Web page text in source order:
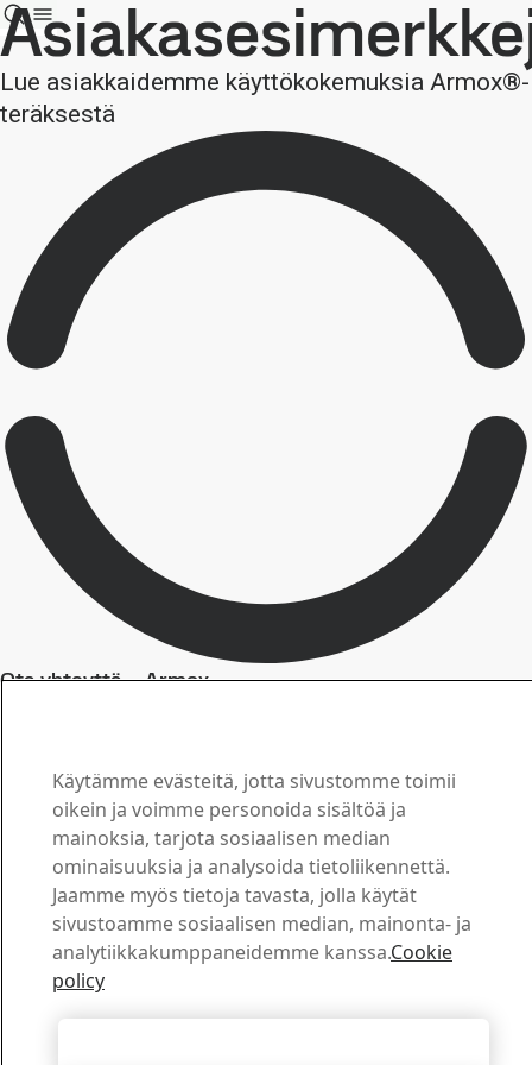
Lue asiakkaidemme käyttökokemuksia Armox®-
teräksestä
Ota yhteyttä – Armox
kysy lisää
Latauskeskus
Hae ja lataa SSAB:n esitteitä, sertifikaatteja ja muuta
materiaalia.
Siirry ladattaviin tiedostoihin
Myynti
Lähetä myynti- ja tuotekyselysi myynnin tukipalveluun
Ota yhteyttä myyntiin
Tekninen tuki
Käytämme evästeitä, jotta sivustomme toimii
oikein ja voimme personoida sisältöä ja
mainoksia, tarjota sosiaalisen median
ominaisuuksia ja analysoida tietoliikennettä.
Jaamme myös tietoja tavasta, jolla käytät
sivustoamme sosiaalisen median, mainonta- ja
analytiikkakumppaneidemme kanssa.Cookie
policy